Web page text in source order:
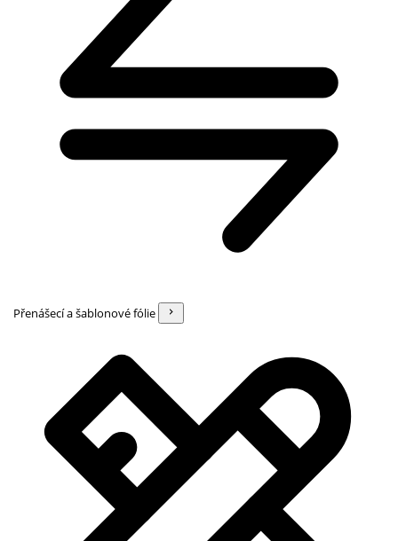
Přenášecí a šablonové fólie